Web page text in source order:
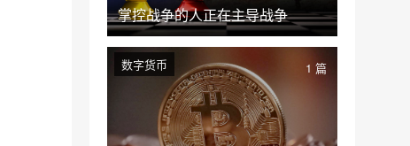
掌控战争的人正在主导战争
数字货币 1 篇